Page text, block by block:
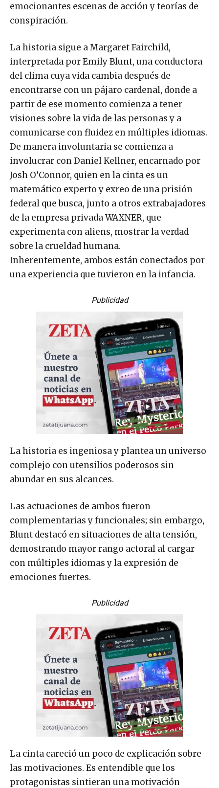
emocionantes escenas de acción y teorías de
conspiración.
La historia sigue a Margaret Fairchild,
interpretada por Emily Blunt, una conductora
del clima cuya vida cambia después de
encontrarse con un pájaro cardenal, donde a
partir de ese momento comienza a tener
visiones sobre la vida de las personas y a
comunicarse con fluidez en múltiples idiomas.
De manera involuntaria se comienza a
involucrar con Daniel Kellner, encarnado por
Josh O’Connor, quien en la cinta es un
matemático experto y exreo de una prisión
federal que busca, junto a otros extrabajadores
de la empresa privada WAXNER, que
experimenta con aliens, mostrar la verdad
sobre la crueldad humana.
Inherentemente, ambos están conectados por
una experiencia que tuvieron en la infancia.
Publicidad
La historia es ingeniosa y plantea un universo
complejo con utensilios poderosos sin
abundar en sus alcances.
Las actuaciones de ambos fueron
complementarias y funcionales; sin embargo,
Blunt destacó en situaciones de alta tensión,
demostrando mayor rango actoral al cargar
con múltiples idiomas y la expresión de
emociones fuertes.
Publicidad
La cinta careció un poco de explicación sobre
las motivaciones. Es entendible que los
protagonistas sintieran una motivación